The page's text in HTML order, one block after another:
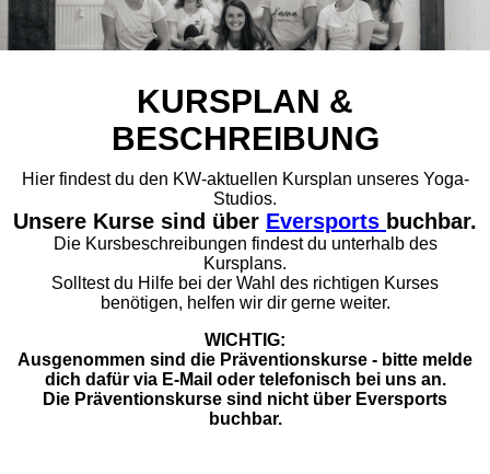
KURSPLAN &
BESCHREIBUNG
Hier findest du den KW-aktuellen Kursplan unseres Yoga-
Studios.
Unsere Kurse sind über Eversports buchbar.
Die Kursbeschreibungen findest du unterhalb des
Kursplans.
Solltest du Hilfe bei der Wahl des richtigen Kurses
benötigen, helfen wir dir gerne weiter.
WICHTIG:
Ausgenommen sind die Präventionskurse - bitte melde
dich dafür via E-Mail oder telefonisch bei uns an.
Die Präventionskurse sind nicht über Eversports
buchbar.